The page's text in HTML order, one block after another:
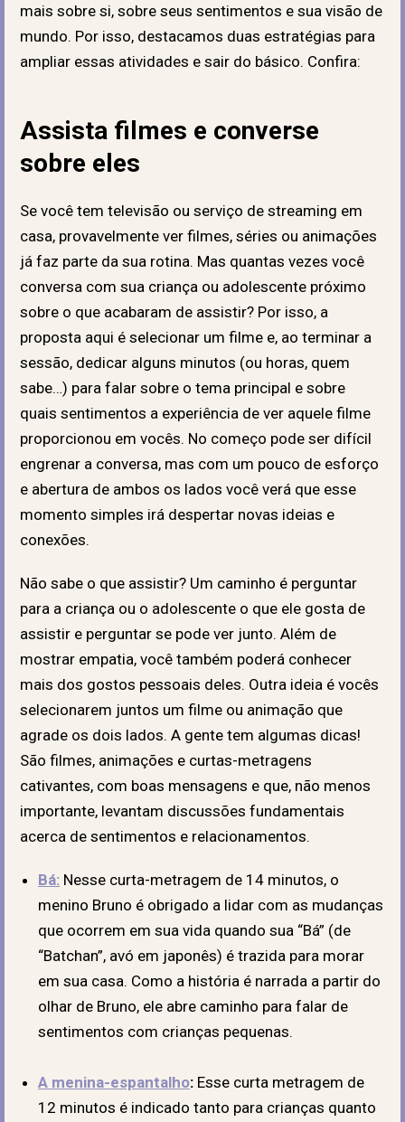
mais sobre si, sobre seus sentimentos e sua visão de
mundo. Por isso, destacamos duas estratégias para
ampliar essas atividades e sair do básico. Confira:
Assista filmes e converse
sobre eles
Se você tem televisão ou serviço de streaming em
casa, provavelmente ver filmes, séries ou animações
já faz parte da sua rotina. Mas quantas vezes você
conversa com sua criança ou adolescente próximo
sobre o que acabaram de assistir? Por isso, a
proposta aqui é selecionar um filme e, ao terminar a
sessão, dedicar alguns minutos (ou horas, quem
sabe…) para falar sobre o tema principal e sobre
quais sentimentos a experiência de ver aquele filme
proporcionou em vocês. No começo pode ser difícil
engrenar a conversa, mas com um pouco de esforço
e abertura de ambos os lados você verá que esse
momento simples irá despertar novas ideias e
conexões.
Não sabe o que assistir? Um caminho é perguntar
para a criança ou o adolescente o que ele gosta de
assistir e perguntar se pode ver junto. Além de
mostrar empatia, você também poderá conhecer
mais dos gostos pessoais deles. Outra ideia é vocês
selecionarem juntos um filme ou animação que
agrade os dois lados. A gente tem algumas dicas!
São filmes, animações e curtas-metragens
cativantes, com boas mensagens e que, não menos
importante, levantam discussões fundamentais
acerca de sentimentos e relacionamentos.
Bá: Nesse curta-metragem de 14 minutos, o
menino Bruno é obrigado a lidar com as mudanças
que ocorrem em sua vida quando sua “Bá” (de
“Batchan”, avó em japonês) é trazida para morar
em sua casa. Como a história é narrada a partir do
olhar de Bruno, ele abre caminho para falar de
sentimentos com crianças pequenas.
A menina-espantalho: Esse curta metragem de
12 minutos é indicado tanto para crianças quanto